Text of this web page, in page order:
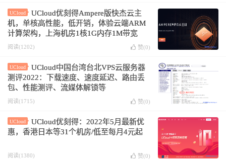
UCloud
UCloud优刻得Ampere版快杰云主
机，单核高性能，低开销，体验云端ARM
计算架构，上海机房1核1G内存1M带宽
40G硬盘1年仅580元
阅读(1202) 赞(0)
UCloud
UCloud中国台湾台北VPS云服务器
测评2022：下载速度、速度延迟、路由丢
包、性能测评、流媒体解锁等
阅读(1715) 赞(0)
UCloud
UCloud优刻得：2022年5月最新优
惠，香港日本等31个机房/低至每月4元起
阅读(1380) 赞(0)